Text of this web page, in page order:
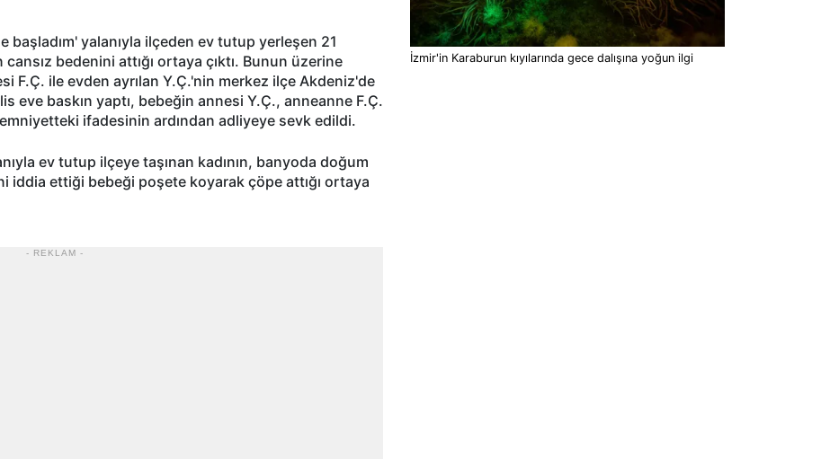
yalanıyla ilçeden ev tutup yerleşen 21
bedenini attığı ortaya çıktı. Bunun üzerine
F.Ç. ile evden ayrılan Y.Ç.'nin merkez ilçe Akdeniz'de
eve baskın yaptı, bebeğin annesi Y.Ç., anneanne F.Ç.
ifadesinin ardından adliyeye sevk edildi.
ev tutup ilçeye taşınan kadının, banyoda doğum
iddia ettiği bebeği poşete koyarak çöpe attığı ortaya
- REKLAM -
İzmir'in Karaburun kıyılarında gece dalışına yoğun ilgi